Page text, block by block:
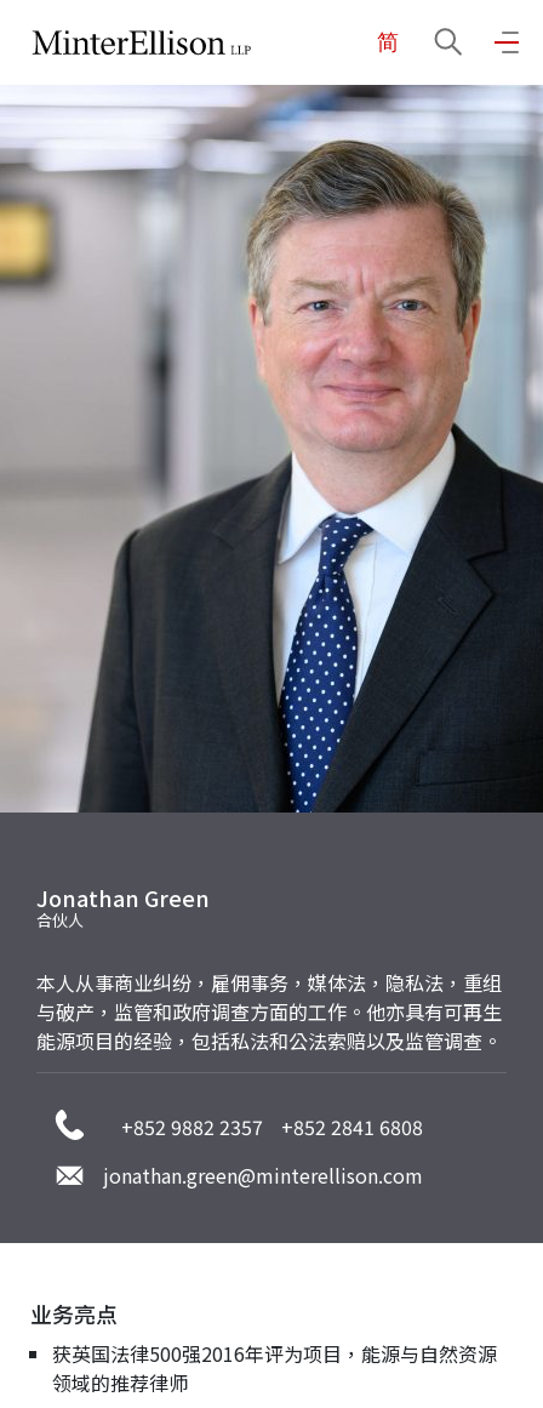
简
EN 繁 简
主页
关于我们
业务领域
我们的团队
社区投入
应届毕业生招聘
联络我们
最新消息
Jonathan Green
合伙人
本人从事商业纠纷，雇佣事务，媒体法，隐私法，重组
与破产，监管和政府调查方面的工作。他亦具有可再生
能源项目的经验，包括私法和公法索赔以及监管调查。
+852 2841 6808
+852 9882 2357
jonathan.green@minterellison.com
业务亮点
获英国法律500强2016年评为项目，能源与自然资源
领域的推荐律师